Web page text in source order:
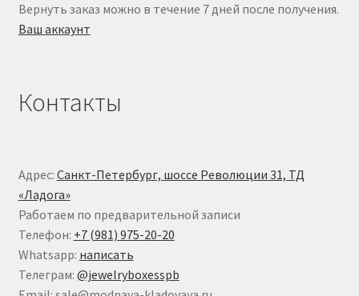
Вернуть заказ можно в течение 7 дней после получения.
Ваш аккаунт
Контакты
Адрес: Санкт-Петербург, шоссе Революции 31, ТД
«Ладога»
Работаем по предварительной записи
Телефон: +7 (981) 975-20-20
Whatsapp: написать
Телеграм: @jewelryboxesspb